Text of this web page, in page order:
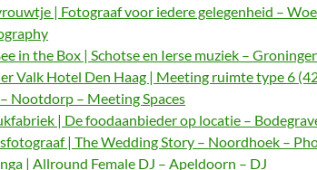
| Fotograaf voor iedere gelegenheid –
in the Box | Schotse en Ierse muziek –
Valk Hotel Den Haag | Meeting ruimte type 6
Nootdorp – Meeting Spaces
| De foodaanbieder op locatie –
| The Wedding Story – Noordhoek –
| Allround Female DJ – Apeldoorn – DJ